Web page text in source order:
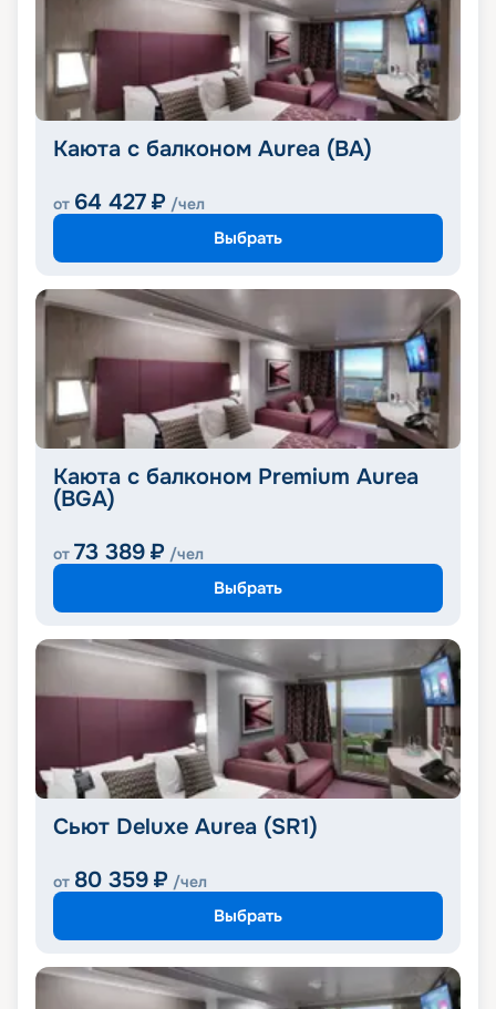
Каюта с балконом Aurea (BA)
от 64 427 ₽ /чел
Выбрать
Каюта с балконом Premium Aurea
(BGA)
от 73 389 ₽ /чел
Выбрать
Сьют Deluxe Aurea (SR1)
от 80 359 ₽ /чел
Выбрать